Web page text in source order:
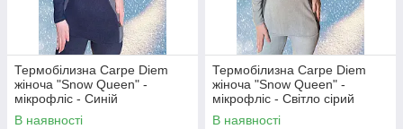
Термобілизна Carpe Diem
жіноча "Snow Queen" -
мікрофліс - Синій
В наявності
Термобілизна Carpe Diem
жіноча "Snow Queen" -
мікрофліс - Світло сірий
В наявності